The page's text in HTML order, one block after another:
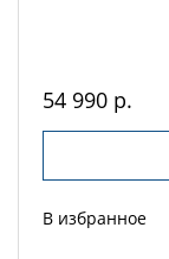
54 990 р.
В избранное